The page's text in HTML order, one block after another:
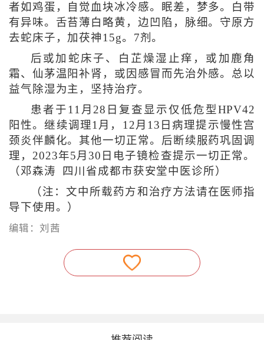
者如鸡蛋，自觉血块冰冷感。眠差，梦多。白带
有异味。舌苔薄白略黄，边凹陷，脉细。守原方
去蛇床子，加茯神15g。7剂。
后或加蛇床子、白芷燥湿止痒，或加鹿角
霜、仙茅温阳补肾，或因感冒而先治外感。总以
益气除湿为主，坚持治疗。
患者于11月28日复查显示仅低危型HPV42
阳性。继续调理1月，12月13日病理提示慢性宫
颈炎伴麟化。其他一切正常。后断续服药巩固调
理，2023年5月30日电子镜检查提示一切正常。
（邓森涛 四川省成都市获安堂中医诊所）
（注：文中所载药方和治疗方法请在医师指
导下使用。）
编辑：刘茜